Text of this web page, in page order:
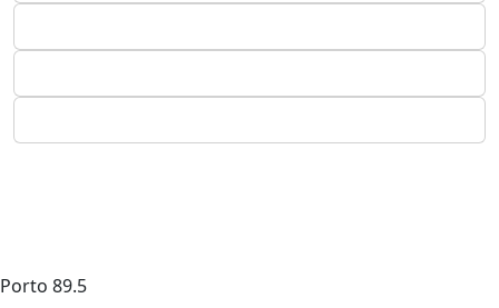
Porto 89.5